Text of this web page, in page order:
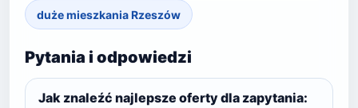
duże mieszkania Rzeszów
Pytania i odpowiedzi
Jak znaleźć najlepsze oferty dla zapytania: